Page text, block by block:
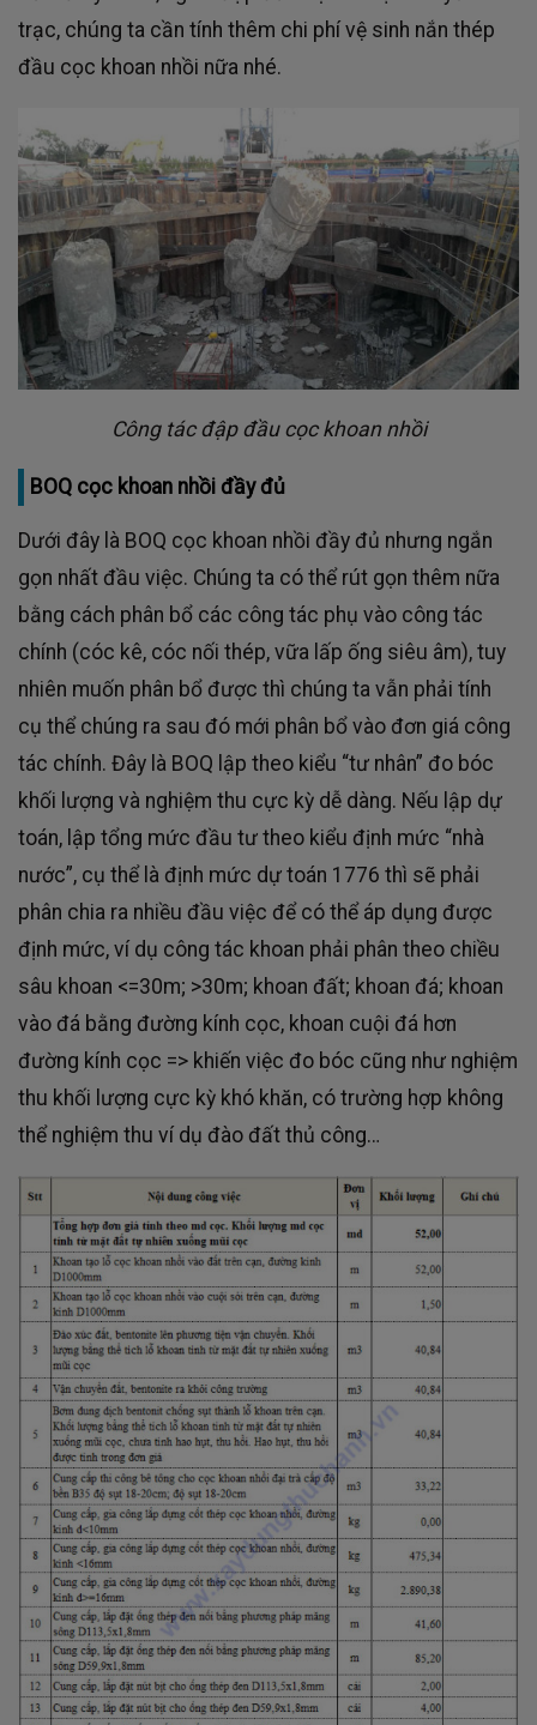
trạc, chúng ta cần tính thêm chi phí vệ sinh nắn thép
đầu cọc khoan nhồi nữa nhé.
Công tác đập đầu cọc khoan nhồi
BOQ cọc khoan nhồi đầy đủ
Dưới đây là BOQ cọc khoan nhồi đầy đủ nhưng ngắn
gọn nhất đầu việc. Chúng ta có thể rút gọn thêm nữa
bằng cách phân bổ các công tác phụ vào công tác
chính (cóc kê, cóc nối thép, vữa lấp ống siêu âm), tuy
nhiên muốn phân bổ được thì chúng ta vẫn phải tính
cụ thể chúng ra sau đó mới phân bổ vào đơn giá công
tác chính. Đây là BOQ lập theo kiểu “tư nhân” đo bóc
khối lượng và nghiệm thu cực kỳ dễ dàng. Nếu lập dự
toán, lập tổng mức đầu tư theo kiểu định mức “nhà
nước”, cụ thể là định mức dự toán 1776 thì sẽ phải
phân chia ra nhiều đầu việc để có thể áp dụng được
định mức, ví dụ công tác khoan phải phân theo chiều
sâu khoan <=30m; >30m; khoan đất; khoan đá; khoan
vào đá bằng đường kính cọc, khoan cuội đá hơn
đường kính cọc => khiến việc đo bóc cũng như nghiệm
thu khối lượng cực kỳ khó khăn, có trường hợp không
thể nghiệm thu ví dụ đào đất thủ công…